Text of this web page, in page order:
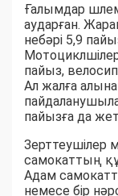
Ғалымдар
аударған.
небәрі 5,9
пайыз,
Ал жалға
пайызға да
Зерттеушілер
самокаттың
Адам
немесе бір